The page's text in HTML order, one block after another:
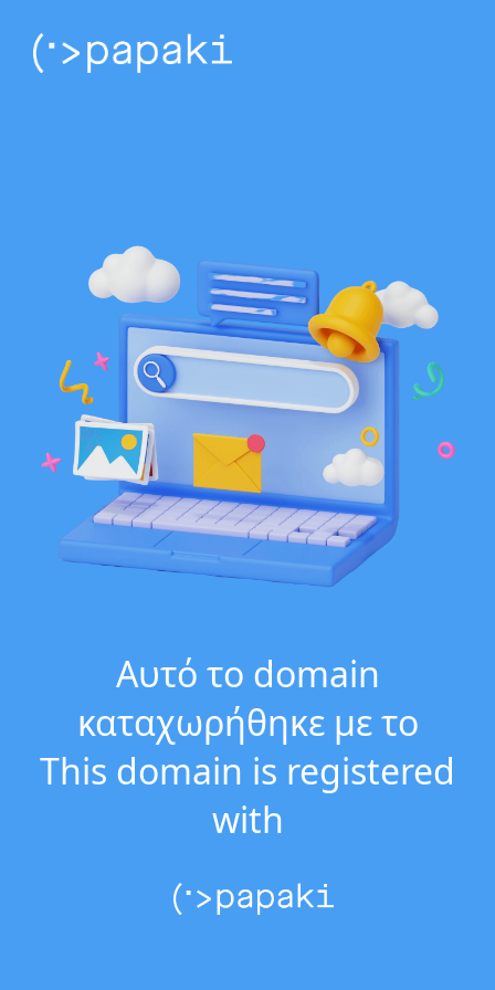
Αυτό το domain
καταχωρήθηκε με το
This domain is registered
with